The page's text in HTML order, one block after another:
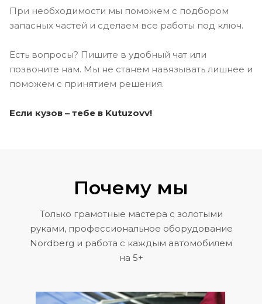
При необходимости мы поможем с подбором
запасных частей и сделаем все работы под ключ.
Есть вопросы? Пишите в удобный чат или
позвоните нам. Мы не станем навязывать лишнее и
поможем с принятием решения.
Если кузов – тебе в Kutuzovv!
Почему мы
Только грамотные мастера с золотыми
руками, профессиональное оборудование
Nordberg и работа с каждым автомобилем
на 5+